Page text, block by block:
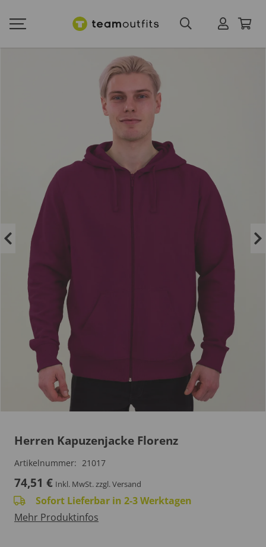
Herren Kapuzenjacke Florenz
Artikelnummer: 21017
74,51 € Inkl. MwSt.zzgl. Versand
Sofort Lieferbar in 2-3 Werktagen
Mehr Produktinfos